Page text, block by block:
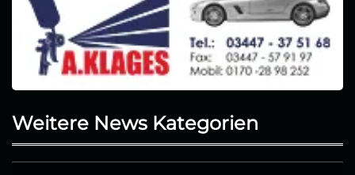
Weitere News Kategorien